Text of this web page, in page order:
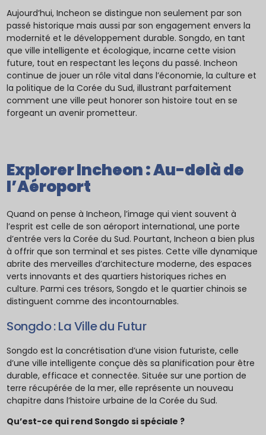
Aujourd’hui, Incheon se distingue non seulement par son
passé historique mais aussi par son engagement envers la
modernité et le développement durable. Songdo, en tant
que ville intelligente et écologique, incarne cette vision
future, tout en respectant les leçons du passé. Incheon
continue de jouer un rôle vital dans l’économie, la culture et
la politique de la Corée du Sud, illustrant parfaitement
comment une ville peut honorer son histoire tout en se
forgeant un avenir prometteur.
Explorer Incheon : Au-delà de
l’Aéroport
Quand on pense à Incheon, l’image qui vient souvent à
l’esprit est celle de son aéroport international, une porte
d’entrée vers la Corée du Sud. Pourtant, Incheon a bien plus
à offrir que son terminal et ses pistes. Cette ville dynamique
abrite des merveilles d’architecture moderne, des espaces
verts innovants et des quartiers historiques riches en
culture. Parmi ces trésors, Songdo et le quartier chinois se
distinguent comme des incontournables.
Songdo : La Ville du Futur
Songdo est la concrétisation d’une vision futuriste, celle
d’une ville intelligente conçue dès sa planification pour être
durable, efficace et connectée. Située sur une portion de
terre récupérée de la mer, elle représente un nouveau
chapitre dans l’histoire urbaine de la Corée du Sud.
Qu’est-ce qui rend Songdo si spéciale ?